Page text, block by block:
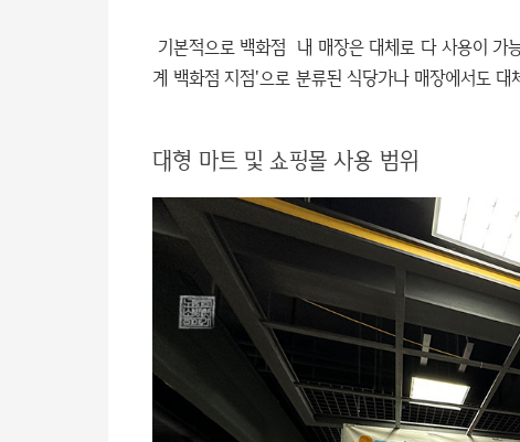
기본적으로 백화점 내 매장은 대체로 다 사용이
계 백화점 지점'으로 분류된 식당가나 매장에서도 대
대형 마트 및 쇼핑몰 사용 범위